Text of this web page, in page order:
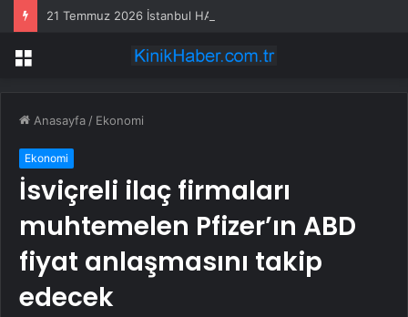
Menü
Anasayfa / Ekonomi
Ekonomi
İsviçreli ilaç firmaları
muhtemelen Pfizer’ın ABD
fiyat anlaşmasını takip
edecek